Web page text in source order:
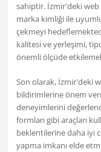
sahiptir. İzmir'deki web
marka kimliği ile
çekmeyi
kalitesi ve yerleşimi,
önemli ölçüde
Son olarak, İzmir'deki
bildirimlerine önem
deneyimlerini
formları gibi araçları
beklentilerine daha iyi
yapma imkanı elde